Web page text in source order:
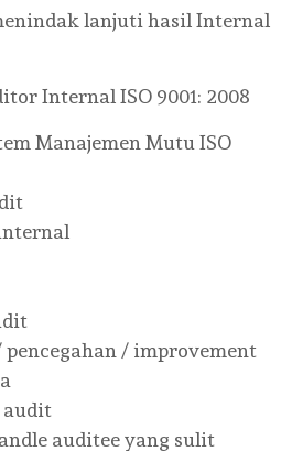
lanjuti hasil Internal
Internal ISO 9001: 2008
Manajemen Mutu ISO
/ improvement
audit
auditee yang sulit